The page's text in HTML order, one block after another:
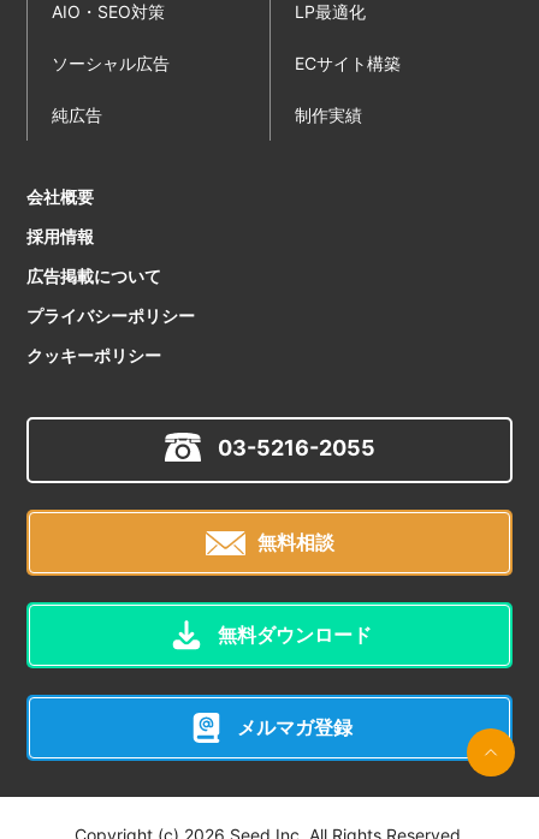
AIO・SEO対策
ソーシャル広告
純広告
LP最適化
ECサイト構築
制作実績
会社概要
採用情報
広告掲載について
プライバシーポリシー
クッキーポリシー
03-5216-2055
無料相談
無料ダウンロード
メルマガ登録